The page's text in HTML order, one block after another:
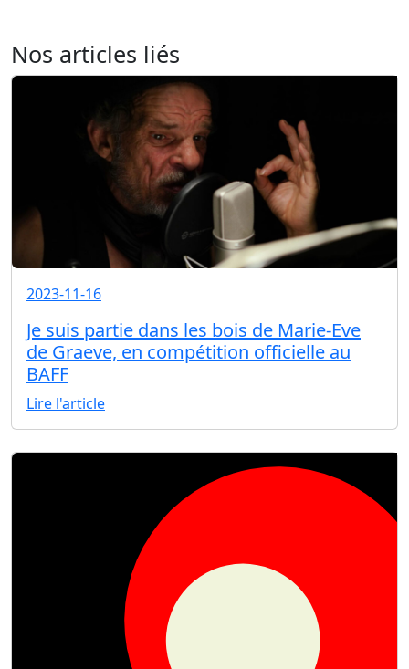
Nos articles liés
2023-11-16
Je suis partie dans les bois de Marie-Eve
de Graeve, en compétition officielle au
BAFF
Lire l'article